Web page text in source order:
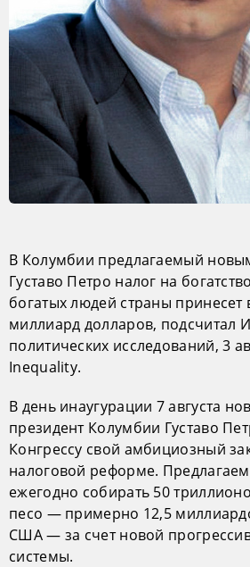
В Колумбии предлагаемый
Густаво Петро налог на
богатых людей страны принесет
миллиард долларов, подсчитал
политических исследований, 3
Inequality.
В день инаугурации 7 августа
президент Колумбии Густаво
Конгрессу свой амбициозный
налоговой реформе.
ежегодно собирать 50
песо — примерно 12,5
США — за счет новой
системы.